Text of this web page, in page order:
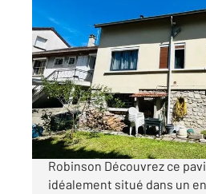
L HAY LES ROSES 94
100,13 m2, 5 pièces
Ref : 6299
Maison à vendre
595 000 €
L HAY LES ROSES Secteur
Robinson Découvrez ce
idéalement situé dans un